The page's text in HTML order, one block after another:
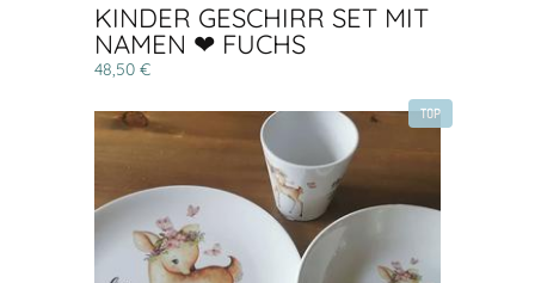
KINDER GESCHIRR SET MIT
NAMEN ❤ FUCHS
48,50 €
TOP